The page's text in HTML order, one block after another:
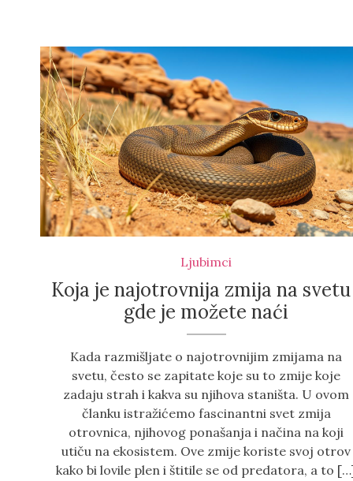
Ljubimci
Koja je najotrovnija zmija na
gde je možete naći
Kada razmišljate o najotrovnijim zmijama na
svetu, često se zapitate koje su to zmije koje
zadaju strah i kakva su njihova staništa. U ovom
članku istražićemo fascinantni svet zmija
otrovnica, njihovog ponašanja i načina na koji
utiču na ekosistem. Ove zmije koriste svoj otrov
kako bi lovile plen i štitile se od predatora, a to